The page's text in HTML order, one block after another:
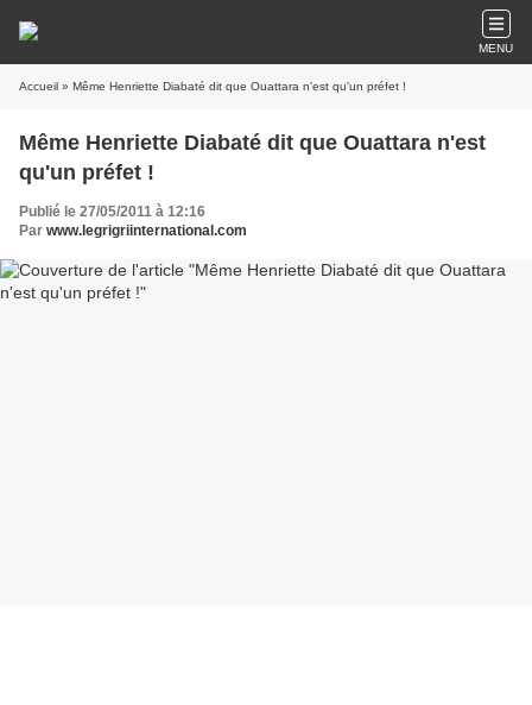
MENU
Accueil » Même Henriette Diabaté dit que Ouattara n'est qu'un préfet !
Même Henriette Diabaté dit que Ouattara n'est
qu'un préfet !
Publié le 27/05/2011 à 12:16
Par www.legrigriinternational.com